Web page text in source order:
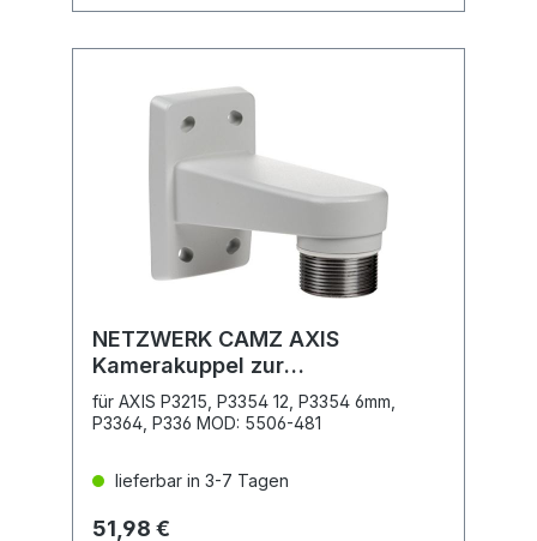
NETZWERK CAMZ AXIS
Kamerakuppel zur
Wandmontage
für AXIS P3215, P3354 12, P3354 6mm,
P3364, P336 MOD: 5506-481
lieferbar in 3-7 Tagen
51,98 €